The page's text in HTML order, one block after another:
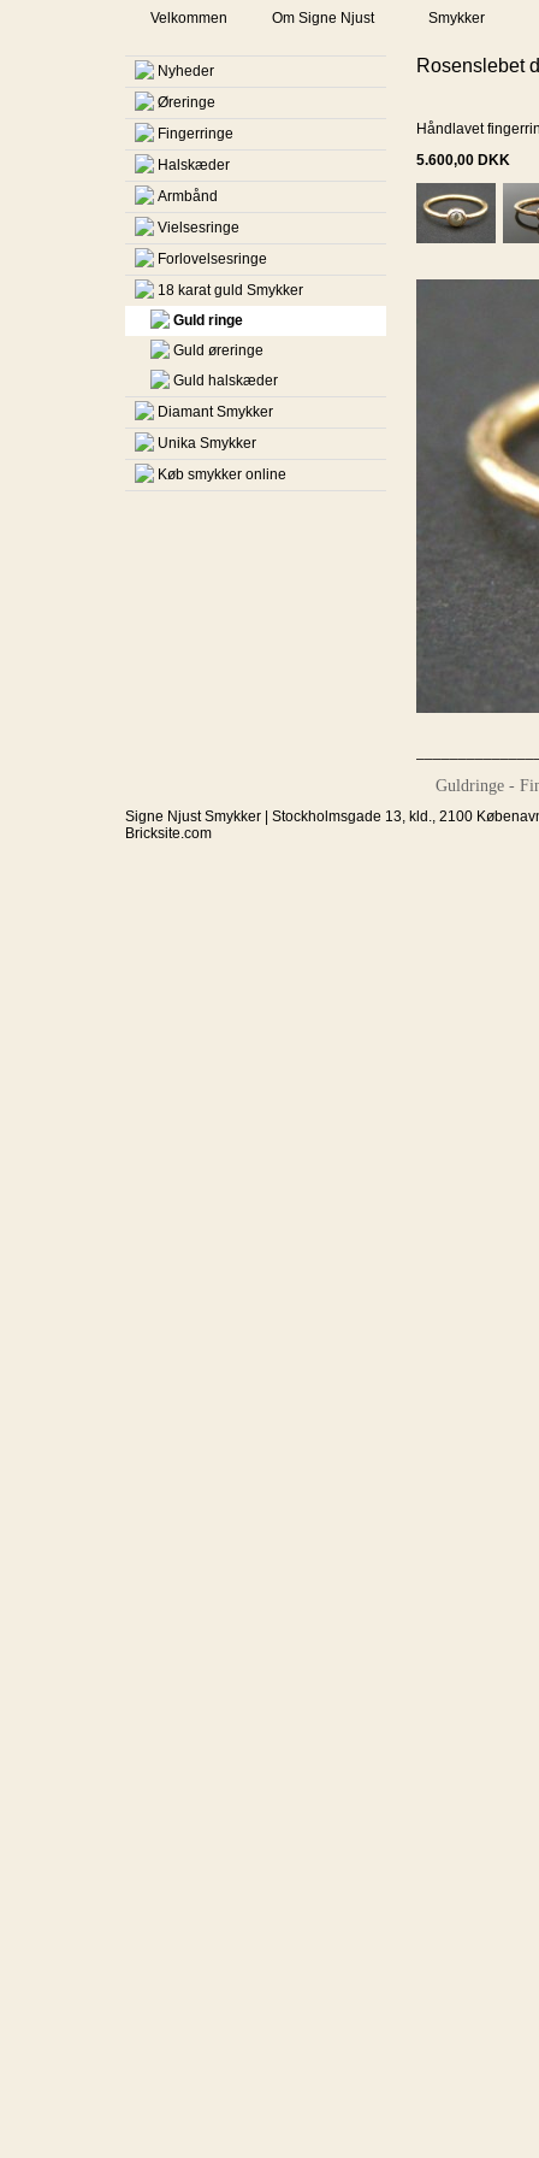
Velkommen Om Signe Njust Smykker
Nyheder
Øreringe
Fingerringe
Halskæder
Armbånd
Vielsesringe
Forlovelsesringe
18 karat guld Smykker
Guld ringe
Guld øreringe
Guld halskæder
Diamant Smykker
Unika Smykker
Køb smykker online
Rosenslebet
Håndlavet
5.600,00DKK
Guldringe -
Signe Njust Smykker | Stockholmsgade 13, kld., 2100
Bricksite.com